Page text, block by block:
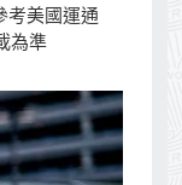
考美國運通
為準